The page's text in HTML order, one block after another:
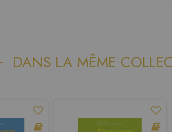
DANS LA MÊME